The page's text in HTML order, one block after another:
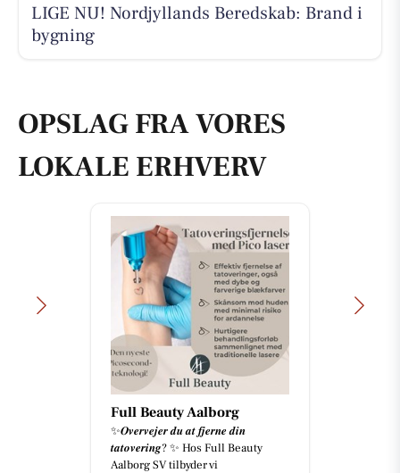
LIGE NU! Nordjyllands Beredskab: Brand i
bygning
OPSLAG FRA VORES
LOKALE ERHVERV
Full Beauty Aalborg
✨𝑶𝒗𝒆𝒓𝒗𝒆𝒋𝒆𝒓 𝒅𝒖 𝒂𝒕 𝒇𝒋𝒆𝒓𝒏𝒆 𝒅𝒊𝒏
𝒕𝒂𝒕𝒐𝒗𝒆𝒓𝒊𝒏𝒈? ✨ Hos Full Beauty
Aalborg SV tilbyder vi